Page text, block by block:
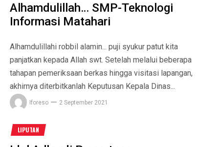
Alhamdulillah… SMP-Teknologi
Informasi Matahari
Alhamdulillahi robbil alamin... puji syukur patut kita
panjatkan kepada Allah swt. Setelah melalui beberapa
tahapan pemeriksaan berkas hingga visitasi lapangan,
akhirnya diterbitkanlah Keputusan Kepala Dinas...
Iforeso 2 September 2021
LIPUTAN